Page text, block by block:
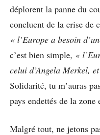
déplorent la panne du
concluent de la crise de
« l’Europe a besoin
c’est bien simple, «
celui d’Angela Merkel,
Solidarité, tu m’auras
pays endettés de la zone
Malgré tout, ne jetons